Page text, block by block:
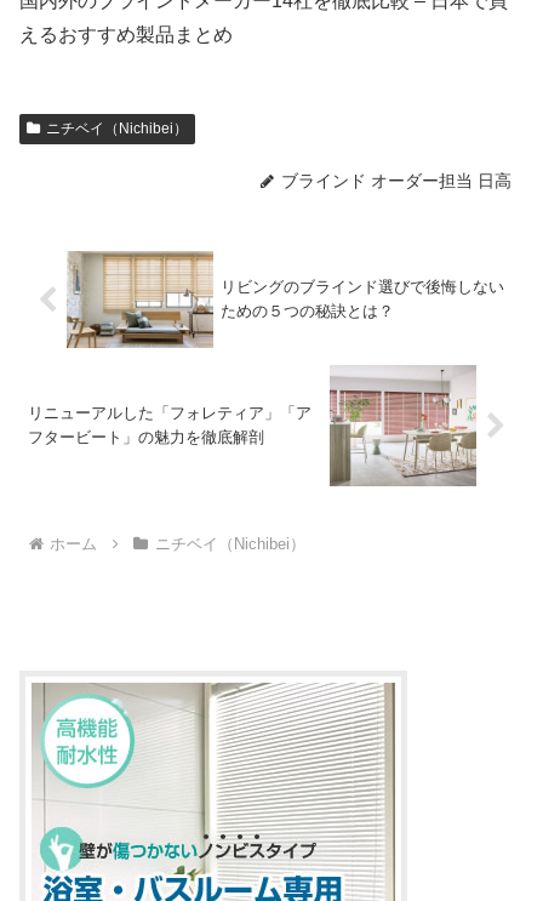
えるおすすめ製品まとめ
ニチベイ（Nichibei）
ブラインド オーダー担当 日高
リビングのブラインド選びで後悔しない
ための５つの秘訣とは？
リニューアルした「フォレティア」「ア
フタービート」の魅力を徹底解剖
ホーム ニチベイ（Nichibei）